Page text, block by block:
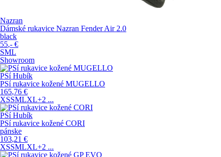
Nazran
Dámské rukavice Nazran Fender Air 2.0
black
55,- €
SML
Showroom
PSí Hubík
PSí rukavice kožené MUGELLO
165,76 €
XSSMLXL+2 ...
PSí Hubík
PSí rukavice kožené CORI
pánske
103,21 €
XSSMLXL+2 ...